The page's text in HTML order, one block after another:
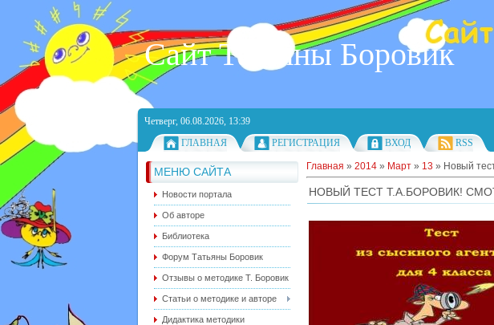
Сайт Татьяны Боровик
Четверг, 06.08.2026, 13:39
ГЛАВНАЯ
РЕГИСТРАЦИЯ ВХОД RSS
МЕНЮ САЙТА
Новости портала
Об авторе
Библиотека
Форум Татьяны Боровик
Отзывы о методике Т. Боровик
Статьи о методике и авторе
Дидактика методики
Главная » 2014 » Март » 13 » Новый
НОВЫЙ ТЕСТ Т.А.БОРОВИК!